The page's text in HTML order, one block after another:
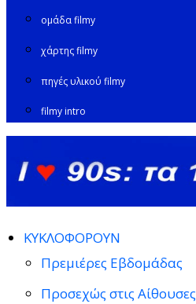
ομάδα filmy
χάρτης filmy
πηγές υλικού filmy
filmy intro
ΚΥΚΛΟΦΟΡΟΥΝ
Πρεμιέρες Εβδομάδας
Προσεχώς στις Αίθουσες